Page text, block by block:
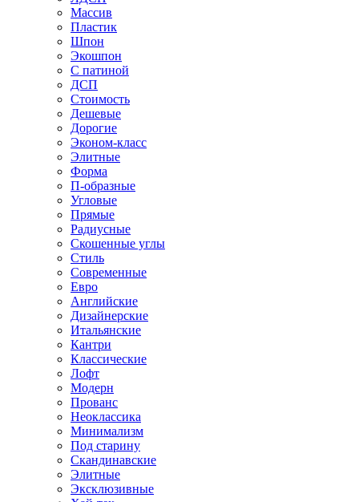
Массив
Пластик
Шпон
Экошпон
С патиной
ДСП
Стоимость
Дешевые
Дорогие
Эконом-класс
Элитные
Форма
П-образные
Угловые
Прямые
Радиусные
Скошенные углы
Стиль
Современные
Евро
Английские
Дизайнерские
Итальянские
Кантри
Классические
Лофт
Модерн
Прованс
Неоклассика
Минимализм
Под старину
Скандинавские
Элитные
Эксклюзивные